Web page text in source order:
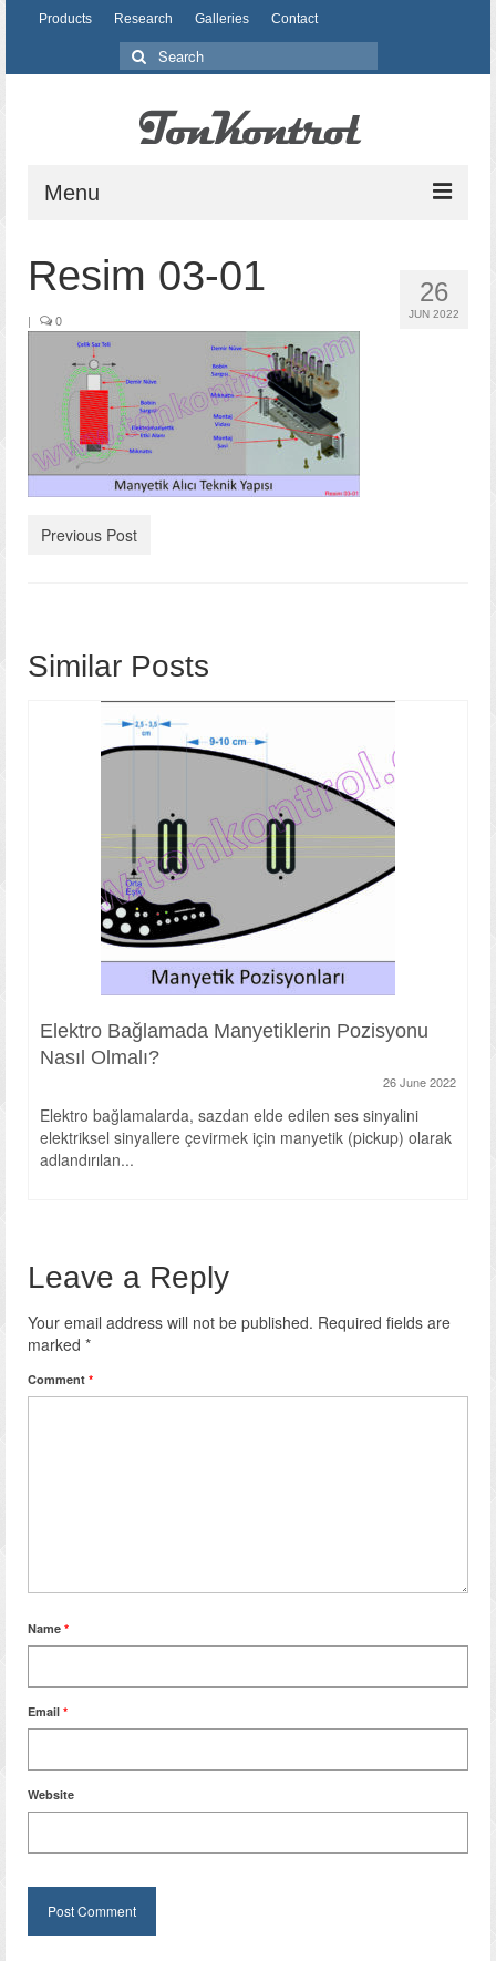
Products Research Galleries Contact
Search
for:
Menu
Design
Material
Production
Galleries
Photo Gallery
26
JUN 2022
Resim 03-01
| 0
Previous Post
Similar Posts
Elektro Bağlamada Manyetiklerin Pozisyonu
Nasıl Olmalı?
26 June 2022
Elektro bağlamalarda, sazdan elde edilen ses sinyalini
elektriksel sinyallere çevirmek için manyetik (pickup) olarak
adlandırılan...
Leave a Reply
Your email address will not be published. Required fields are
marked *
Comment *
Name *
Email *
Website